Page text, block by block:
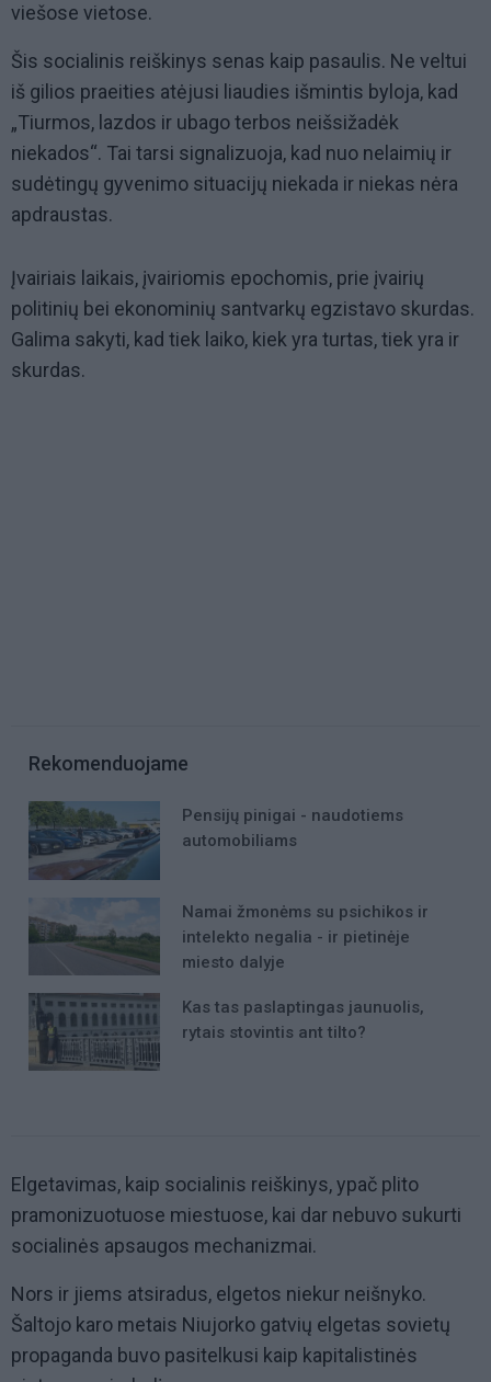
viešose vietose.
Šis socialinis reiškinys senas kaip pasaulis. Ne veltui
iš gilios praeities atėjusi liaudies išmintis byloja, kad
„Tiurmos, lazdos ir ubago terbos neišsižadėk
niekados“. Tai tarsi signalizuoja, kad nuo nelaimių ir
sudėtingų gyvenimo situacijų niekada ir niekas nėra
apdraustas.
Įvairiais laikais, įvairiomis epochomis, prie įvairių
politinių bei ekonominių santvarkų egzistavo skurdas.
Galima sakyti, kad tiek laiko, kiek yra turtas, tiek yra ir
skurdas.
Rekomenduojame
Pensijų pinigai - naudotiems
automobiliams
Namai žmonėms su psichikos ir
intelekto negalia - ir pietinėje
miesto dalyje
Kas tas paslaptingas jaunuolis,
rytais stovintis ant tilto?
Elgetavimas, kaip socialinis reiškinys, ypač plito
pramonizuotuose miestuose, kai dar nebuvo sukurti
socialinės apsaugos mechanizmai.
Nors ir jiems atsiradus, elgetos niekur neišnyko.
Šaltojo karo metais Niujorko gatvių elgetas sovietų
propaganda buvo pasitelkusi kaip kapitalistinės